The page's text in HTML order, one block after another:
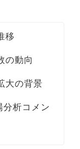
移
の動向
大の背景
析コメン